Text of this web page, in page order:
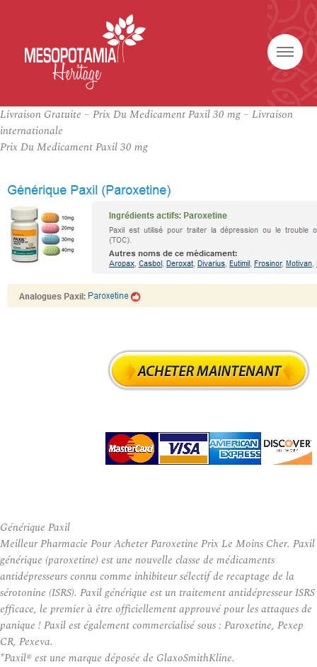
Livraison Gratuite – Prix Du Medicament Paxil 30 mg – Livraison
internationale
Prix Du Medicament Paxil 30 mg
Générique Paxil
Meilleur Pharmacie Pour Acheter Paroxetine Prix Le Moins Cher. Paxil
générique (paroxetine) est une nouvelle classe de médicaments
antidépresseurs connu comme inhibiteur sélectif de recaptage de la
sérotonine (ISRS). Paxil générique est un traitement antidépresseur ISRS
efficace, le premier à être officiellement approuvé pour les attaques de
panique ! Paxil est également commercialisé sous : Paroxetine, Pexep
CR, Pexeva.
*Paxil® est une marque déposée de GlaxoSmithKline.